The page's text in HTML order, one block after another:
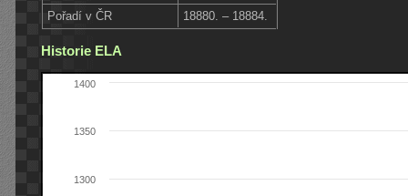
Pořadí v ČR
18880. – 18884.
Historie ELA
1300
1350
1400